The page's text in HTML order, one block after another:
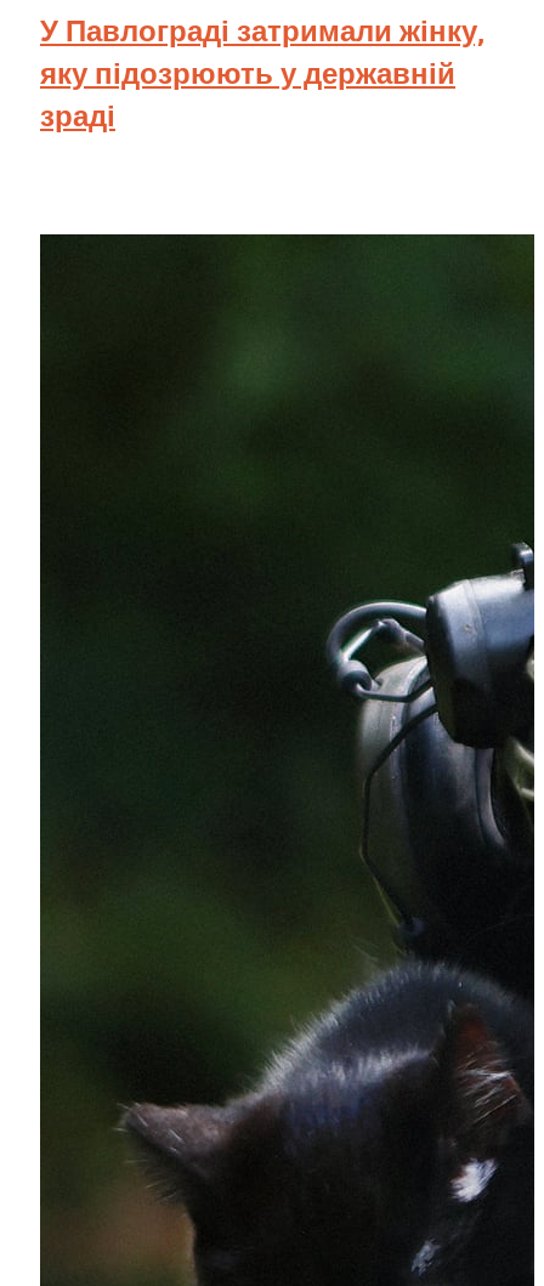
У Павлограді затримали жінку,
яку підозрюють у державній
зраді